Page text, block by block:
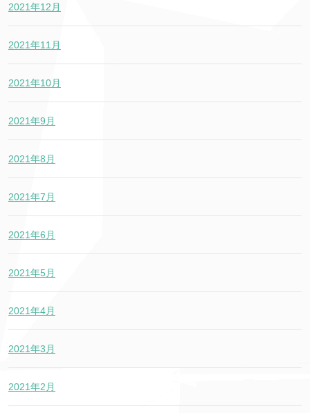
2021年12月
2021年11月
2021年10月
2021年9月
2021年8月
2021年7月
2021年6月
2021年5月
2021年4月
2021年3月
2021年2月